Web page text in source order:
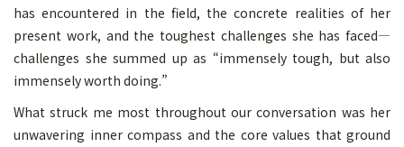
has encountered in the field, the concrete realities of her
present work, and the toughest challenges she has faced—
challenges she summed up as “immensely tough, but also
immensely worth doing.”
What struck me most throughout our conversation was her
unwavering inner compass and the core values that ground